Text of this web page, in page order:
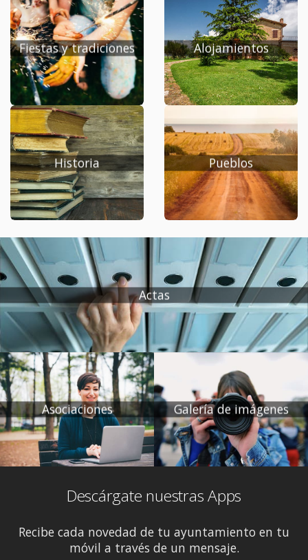
Fiestas y tradiciones Alojamientos
Historia Pueblos
Actas
Asociaciones Galería de imágenes
Descárgate nuestras Apps
Recibe cada novedad de tu ayuntamiento en tu
móvil a través de un mensaje.